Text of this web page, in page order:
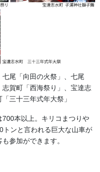
される特別サイズ仕様の
為、制作に１か月～２か月
のサイズが約30ｃｍほど大
尾「向田の火祭」、七尾
志賀町「西海祭り」、宝達志
三十三年式年大祭」
本以上。キリコまつりや
トンと言われる巨大な山車が
参加ができます。